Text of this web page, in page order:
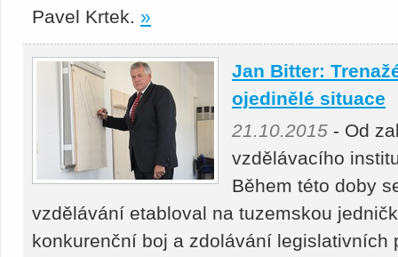
Pavel Krtek. »
Jan Bitter:
ojedinělé situace
21.10.2015 - Od
vzdělávacího
Během této doby
vzdělávání etabloval na tuzemskou
konkurenční boj a zdolávání legislativních